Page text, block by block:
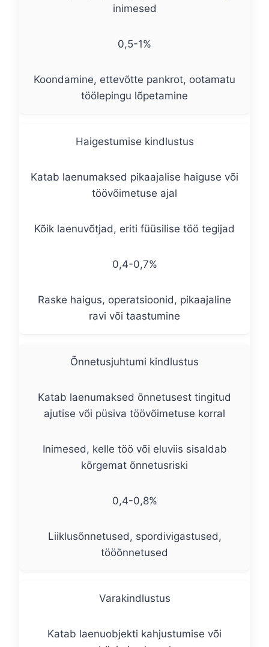
inimesed
0,5-1%
Koondamine, ettevõtte pankrot, ootamatu
töölepingu lõpetamine
Haigestumise kindlustus
Katab laenumaksed pikaajalise haiguse või
töövõimetuse ajal
Kõik laenuvõtjad, eriti füüsilise töö tegijad
0,4-0,7%
Raske haigus, operatsioonid, pikaajaline
ravi või taastumine
Õnnetusjuhtumi kindlustus
Katab laenumaksed õnnetusest tingitud
ajutise või püsiva töövõimetuse korral
Inimesed, kelle töö või eluviis sisaldab
kõrgemat õnnetusriski
0,4-0,8%
Liiklusõnnetused, spordivigastused,
tööõnnetused
Varakindlustus
Katab laenuobjekti kahjustumise või